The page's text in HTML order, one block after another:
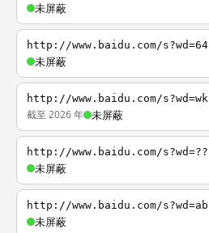
未屏蔽
http://www.baidu.com/s?wd=64
未屏蔽
http://www.baidu.com/s?wd=wk
截至 2026 年 未屏蔽
http://www.baidu.com/s?wd=??
未屏蔽
http://www.baidu.com/s?wd=ab
未屏蔽